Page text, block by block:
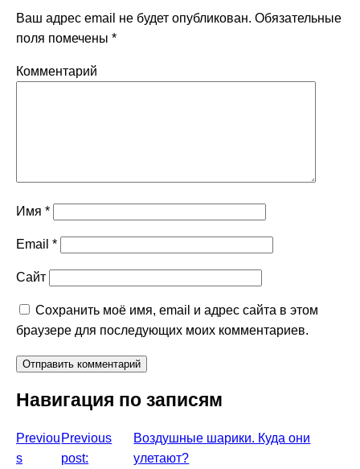
Ваш адрес email не будет опубликован. Обязательные
поля помечены *
Комментарий
Имя *
Email *
Сайт
Сохранить моё имя, email и адрес сайта в этом
браузере для последующих моих комментариев.
Навигация по записям
Previou
s
Previous
post:
Воздушные шарики. Куда они
улетают?